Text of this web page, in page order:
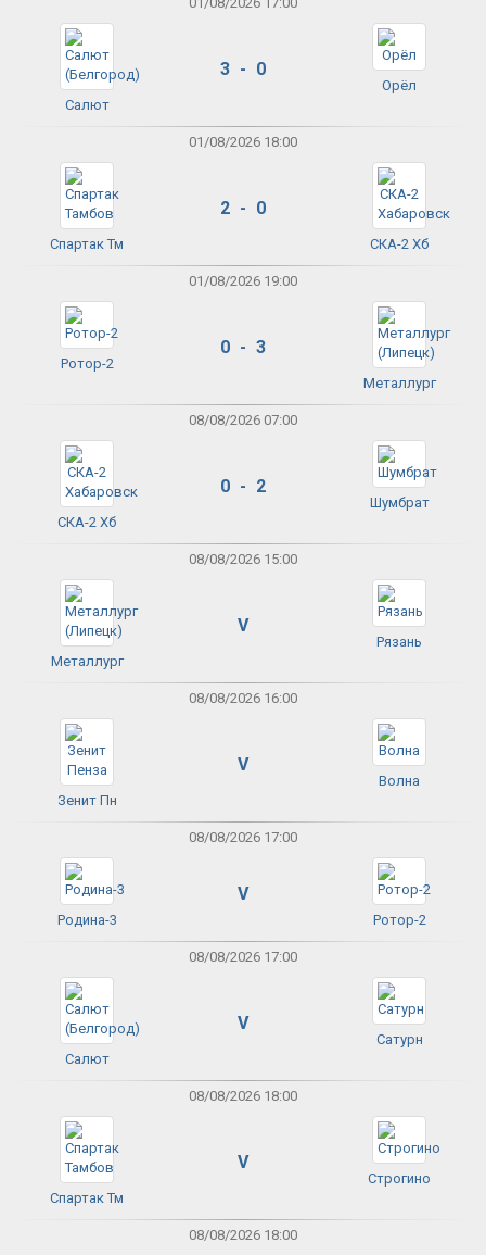
Салют
3 - 0
Орёл
01/08/2026 18:00
Спартак Тм
2 - 0
СКА-2 Хб
01/08/2026 19:00
Ротор-2
0 - 3
Металлург
08/08/2026 07:00
СКА-2 Хб
0 - 2
Шумбрат
08/08/2026 15:00
Металлург
V
Рязань
08/08/2026 16:00
Зенит Пн
V
Волна
08/08/2026 17:00
Родина-3
V
Ротор-2
08/08/2026 17:00
Салют
V
Сатурн
08/08/2026 18:00
Спартак Тм
V
Строгино
08/08/2026 18:00